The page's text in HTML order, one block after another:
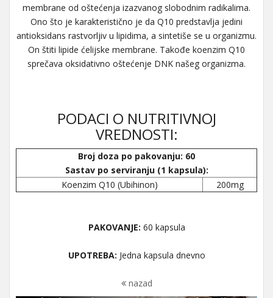
membrane od oštećenja izazvanog slobodnim radikalima.
Ono što je karakteristično je da Q10 predstavlja jedini
antioksidans rastvorljiv u lipidima, a sintetiše se u organizmu.
On štiti lipide ćelijske membrane. Takođe koenzim Q10
sprečava oksidativno oštećenje DNK našeg organizma.
PODACI O NUTRITIVNOJ
VREDNOSTI:
Broj doza po pakovanju: 60
Sastav po serviranju (1 kapsula):
Koenzim Q10 (Ubihinon)
200mg
PAKOVANJE: 60 kapsula
UPOTREBA: Jedna kapsula dnevno
nazad